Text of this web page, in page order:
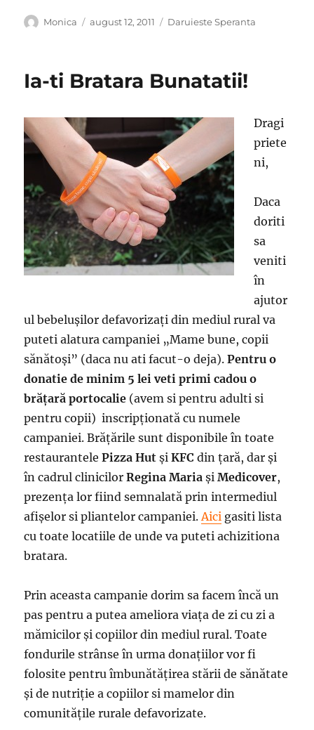
Autor
Monica
Publicat
august 12, 2011 Categorii
Daruieste Speranta
Ia-ti Bratara Bunatatii!
Dragi
priete
ni,
Daca
doriti
sa
veniti
în
ajutor
ul bebelușilor defavorizați din mediul rural va
puteti alatura campaniei „Mame bune, copii
sănătoși” (daca nu ati facut-o deja).Pentru o
donatie de minim 5 lei veti primi cadou o
brățară portocalie (avem si pentru adulti si
pentru copii) inscripționată cu numele
campaniei. Brățările sunt disponibile în toate
restaurantelePizza Hut șiKFCdin țară, dar și
în cadrul clinicilorRegina Maria șiMedicover,
prezența lor fiind semnalată prin intermediul
afișelor si pliantelor campaniei.Aici gasiti lista
cu toate locatiile de unde va puteti achizitiona
bratara.
Prin aceasta campanie dorim sa facem încă un
pas pentru a putea ameliora viața de zi cu zi a
mămicilor și copiilor din mediul rural. Toate
fondurile strânse în urma donațiilor vor fi
folosite pentru îmbunătățirea stării de sănătate
și de nutriție a copiilor si mamelor din
comunitățile rurale defavorizate.